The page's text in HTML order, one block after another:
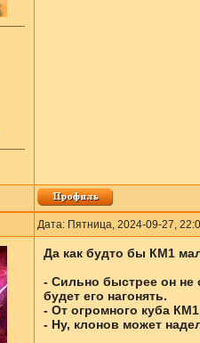
Дата: Пятница, 2024-09-27,
Да как будто бы КМ1
- Сильно быстрее он не
будет его нагонять.
- От огромного куба
- Ну, клонов может